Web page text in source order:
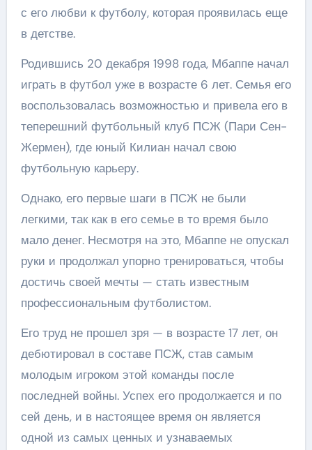
с его любви к футболу, которая проявилась еще
в детстве.
Родившись 20 декабря 1998 года, Мбаппе начал
играть в футбол уже в возрасте 6 лет. Семья его
воспользовалась возможностью и привела его в
теперешний футбольный клуб ПСЖ (Пари Сен-
Жермен), где юный Килиан начал свою
футбольную карьеру.
Однако, его первые шаги в ПСЖ не были
легкими, так как в его семье в то время было
мало денег. Несмотря на это, Мбаппе не опускал
руки и продолжал упорно тренироваться, чтобы
достичь своей мечты — стать известным
профессиональным футболистом.
Его труд не прошел зря — в возрасте 17 лет, он
дебютировал в составе ПСЖ, став самым
молодым игроком этой команды после
последней войны. Успех его продолжается и по
сей день, и в настоящее время он является
одной из самых ценных и узнаваемых